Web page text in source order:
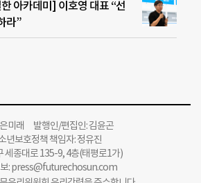
아카데미] 이호영 대표 “선
라”
미래 발행인/편집인: 김윤곤
년보호정책 책임자: 정유진
세종대로 135-9, 4층(태평로1가)
:press@futurechosun.com